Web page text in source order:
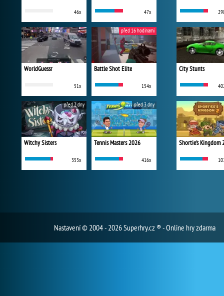
46x 47x
WorldGuessr
51x
Battle Shot Elite
154x
před 16 hodinami
Witchy Sisters
353x
před 2 dny
Tennis Masters 2026
416x
před 3 dny
City Stunts
Shortie's Kingdom
Nastavení© 2004 - 2026 Superhry.cz ® - Online hry zdarma